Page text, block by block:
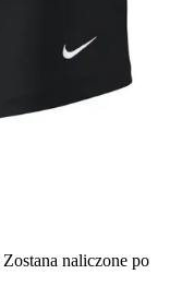
Zostana naliczone po